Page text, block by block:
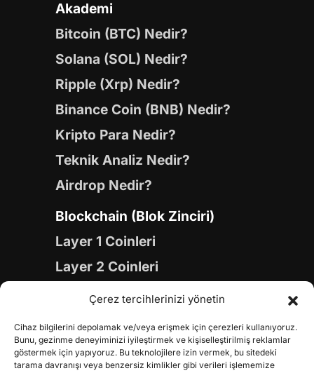
Çerez tercihlerinizi yönetin
Cihaz bilgilerini depolamak ve/veya erişmek için çerezleri kullanıyoruz.
Bunu, gezinme deneyiminizi iyileştirmek ve kişiselleştirilmiş reklamlar
göstermek için yapıyoruz. Bu teknolojilere izin vermek, bu sitedeki
tarama davranışı veya benzersiz kimlikler gibi verileri işlememize
Akademi
Bitcoin (BTC) Nedir?
Solana (SOL) Nedir?
Ripple (Xrp) Nedir?
Binance Coin (BNB) Nedir?
Kripto Para Nedir?
Teknik Analiz Nedir?
Airdrop Nedir?
Blockchain (Blok Zinciri)
Layer 1 Coinleri
Layer 2 Coinleri
Yapay Zeka (AI) Coinleri
Gaming Coinleri
RWA Coinleri